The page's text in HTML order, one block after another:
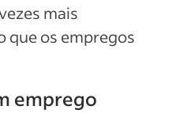
mais
que os empregos
emprego